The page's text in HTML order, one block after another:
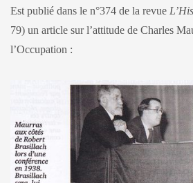
Est publié dans le n°374 de la revue
79) un article sur l’attitude de Charles
l’Occupation :